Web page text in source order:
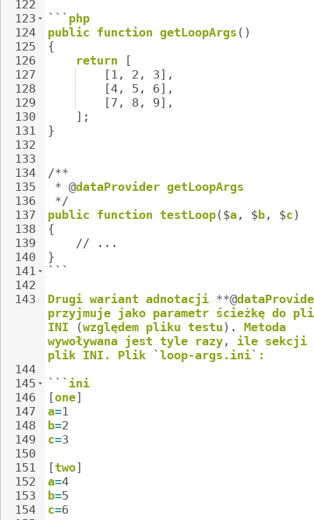
122
123
124
125
126
127
128
129
130
131
132
133
134
135
136
137
138
139
140
141
142
143
144
145
146
147
148
149
150
151
152
153
154
``` php
public function getLoopArgs ()
{
return
[
[1,
2,
3],
[4,
5,
6],
[7,
8,
9],
];
}
/**
* @dataProvider getLoopArgs
*/
public function testLoop($a , $b , $c )
{
//
...
}
```
Drugi wariant adnotacji **@
przyjmuje jako parametr ścieżkę do
INI
(względem pliku testu ).
Metoda
wywoływana jest tyle razy , ile sekcji
plik INI. Plik ` loop-args.ini` :
``` ini
[one]
a=1
b=2
c=3
[two]
a=4
b=5
c=6